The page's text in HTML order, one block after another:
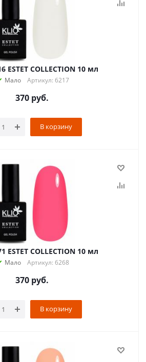
ESTET COLLECTION 10 мл
Мало Артикул: 6217
370руб.
В корзину
ESTET COLLECTION 10 мл
Мало Артикул: 6268
370руб.
В корзину